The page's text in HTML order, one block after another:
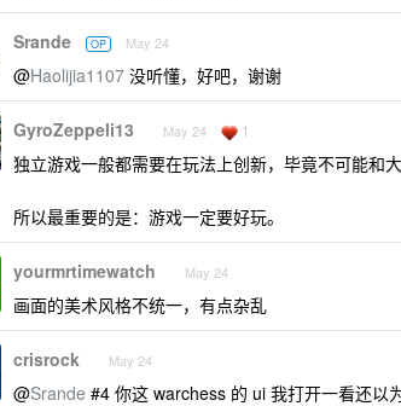
Srande OP May 24
@Haolijia1107 没听懂，好吧，谢谢
GyroZeppeli13 May 24 1
独立游戏一般都需要在玩法上创新，毕竟不可能和大
所以最重要的是：游戏一定要好玩。
yourmrtimewatch May 24
画面的美术风格不统一，有点杂乱
crisrock May 24
@Srande #4 你这 warchess 的 ui 我打开一看还以